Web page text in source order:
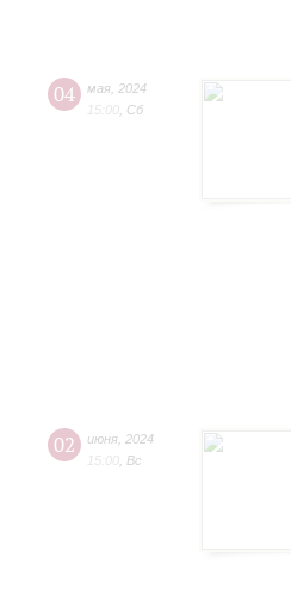
04 мая 2024
15:00 Сб
02 июня 2024
15:00 Вс